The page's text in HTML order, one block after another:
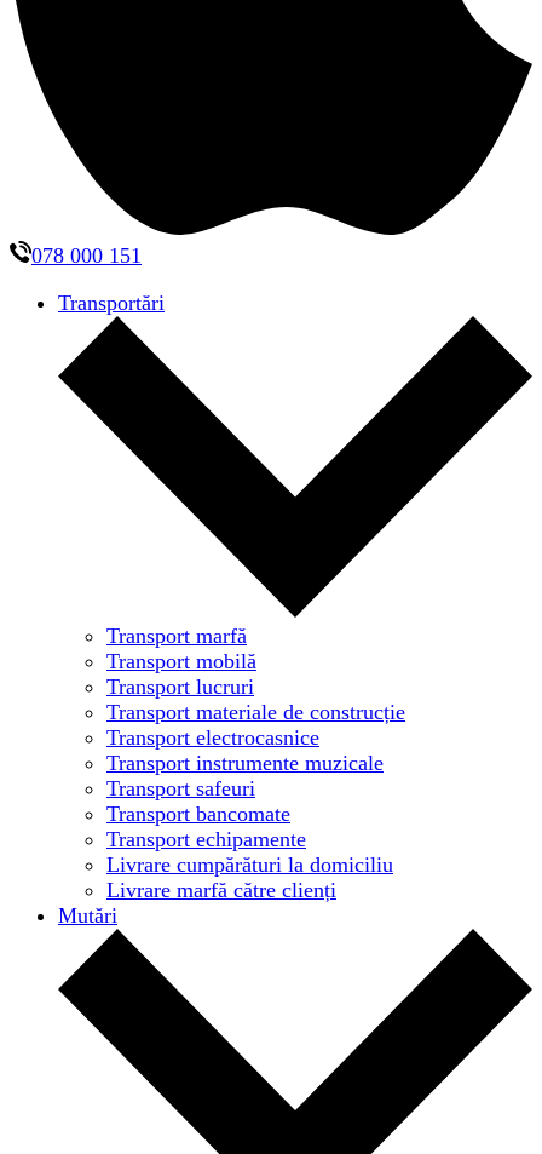
078 000 151
Transportări
Transport marfă
Transport mobilă
Transport lucruri
Transport materiale de construcție
Transport electrocasnice
Transport instrumente muzicale
Transport safeuri
Transport bancomate
Transport echipamente
Livrare cumpărături la domiciliu
Livrare marfă către clienți
Mutări